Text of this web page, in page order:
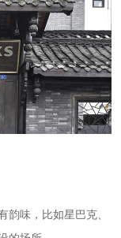
韵味，比如星巴克、